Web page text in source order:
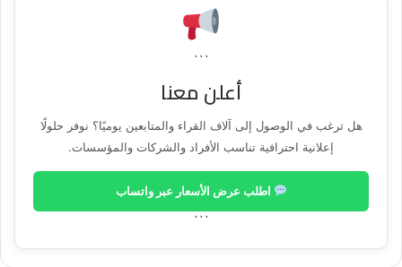
```
أعلن معنا
هل ترغب في الوصول إلى آلاف القراء والمتابعين يوميًا؟ نوفر حلولًا
إعلانية احترافية تناسب الأفراد والشركات والمؤسسات.
اطلب عرض الأسعار عبر واتساب
```